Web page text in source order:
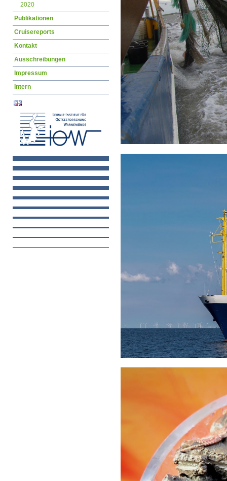
2020
Publikationen
Cruisereports
Kontakt
Ausschreibungen
Impressum
Intern